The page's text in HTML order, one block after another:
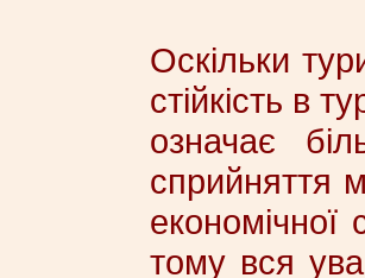
Оскільки
стійкість в
означає
сприйняття
тому вся